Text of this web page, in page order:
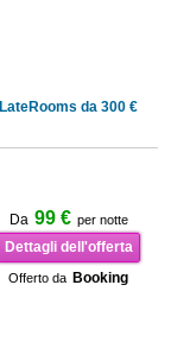
LateRooms da 300 €
Da 99 € per notte
Dettagli dell'offerta
Offerto da Booking